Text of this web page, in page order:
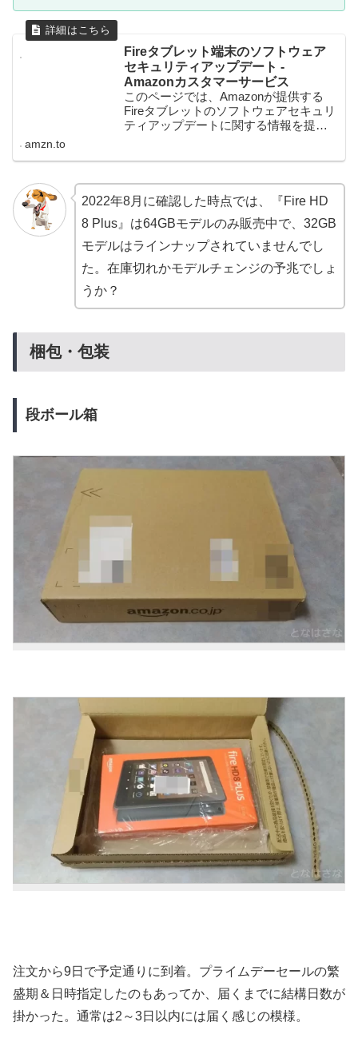
Fireタブレット端末のソフトウェア
セキュリティアップデート -
Amazonカスタマーサービス
このページでは、Amazonが提供する
Fireタブレットのソフトウェアセキュリ
ティアップデートに関する情報を提供
amzn.to
2022年8月に確認した時点では、『Fire HD
8 Plus』は64GBモデルのみ販売中で、32GB
モデルはラインナップされていませんでし
た。在庫切れかモデルチェンジの予兆でしょ
うか？
梱包・包装
段ボール箱
注文から9日で予定通りに到着。プライムデーセールの繁
盛期＆日時指定したのもあってか、届くまでに結構日数が
掛かった。通常は2～3日以内には届く感じの模様。